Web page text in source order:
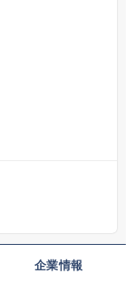
企業情報